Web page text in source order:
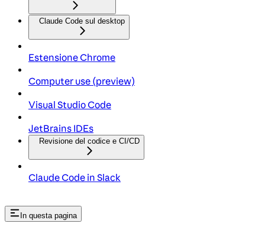
Claude Code sul desktop
Estensione Chrome
Computer use (preview)
Visual Studio Code
JetBrains IDEs
Revisione del codice e CI/CD
Claude Code in Slack
In questa pagina